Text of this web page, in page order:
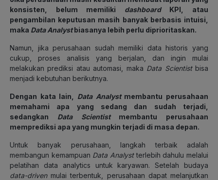
konsisten, belum memiliki dashboardKPI, atau
pengambilan keputusan masih banyak berbasis intuisi,
maka Data Analystbiasanya lebih perlu diprioritaskan.
Namun, jika perusahaan sudah memiliki data historis yang
cukup, proses analisis yang berjalan, dan ingin mulai
melakukan prediksi atau automasi, maka Data Scientistbisa
menjadi kebutuhan berikutnya.
Dengan kata lain, Data Analystmembantu perusahaan
memahami apa yang sedang dan sudah terjadi,
sedangkan Data Scientistmembantu perusahaan
memprediksi apa yang mungkin terjadi di masa depan.
Untuk banyak perusahaan, langkah terbaik adalah
membangun kemampuan Data Analystterlebih dahulu melalui
pelatihan data analytics untuk karyawan. Setelah budaya
data-drivenmulai terbentuk, perusahaan dapat melanjutkan